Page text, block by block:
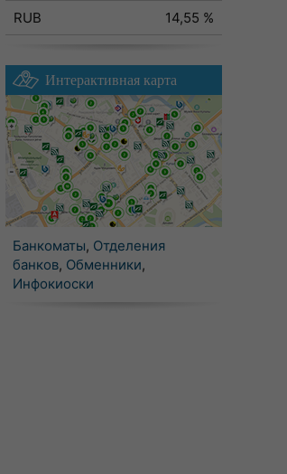
RUB
14,55 %
Интерактивная карта
Банкоматы, Отделения
банков, Обменники,
Инфокиоски